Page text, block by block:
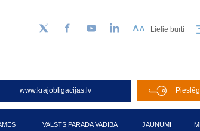
Sekojiet mums Twitter
FacebookYouTubeLinkedIn Lielie burti
www.krajobligacijas.lv
VALSTS PARĀDA VADĪBA JAUNUMI